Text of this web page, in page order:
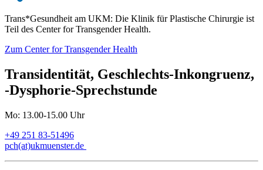
Trans*Gesundheit am UKM: Die Klinik für Plastische Chirurgie ist
Teil des Center for Transgender Health.
Zum Center for Transgender Health
Transidentität, Geschlechts-Inkongruenz,
-Dysphorie-Sprechstunde
Mo: 13.00-15.00 Uhr
+49 251 83-51496
pch(at)ukmuenster.de